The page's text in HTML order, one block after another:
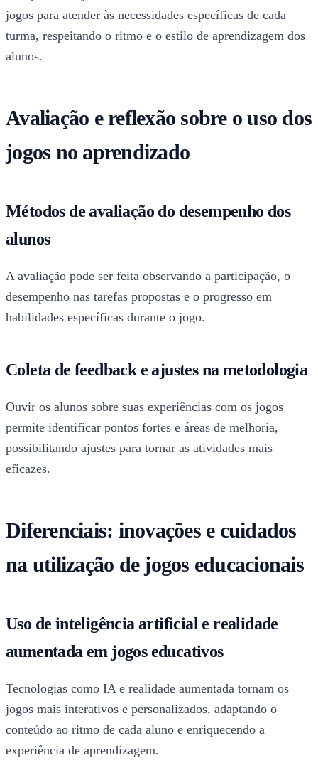
jogos para atender às necessidades específicas de cada
turma, respeitando o ritmo e o estilo de aprendizagem dos
alunos.
Avaliação e reflexão sobre o uso dos
jogos no aprendizado
Métodos de avaliação do desempenho dos
alunos
A avaliação pode ser feita observando a participação, o
desempenho nas tarefas propostas e o progresso em
habilidades específicas durante o jogo.
Coleta de feedback e ajustes na metodologia
Ouvir os alunos sobre suas experiências com os jogos
permite identificar pontos fortes e áreas de melhoria,
possibilitando ajustes para tornar as atividades mais
eficazes.
Diferenciais: inovações e cuidados
na utilização de jogos educacionais
Uso de inteligência artificial e realidade
aumentada em jogos educativos
Tecnologias como IA e realidade aumentada tornam os
jogos mais interativos e personalizados, adaptando o
conteúdo ao ritmo de cada aluno e enriquecendo a
experiência de aprendizagem.